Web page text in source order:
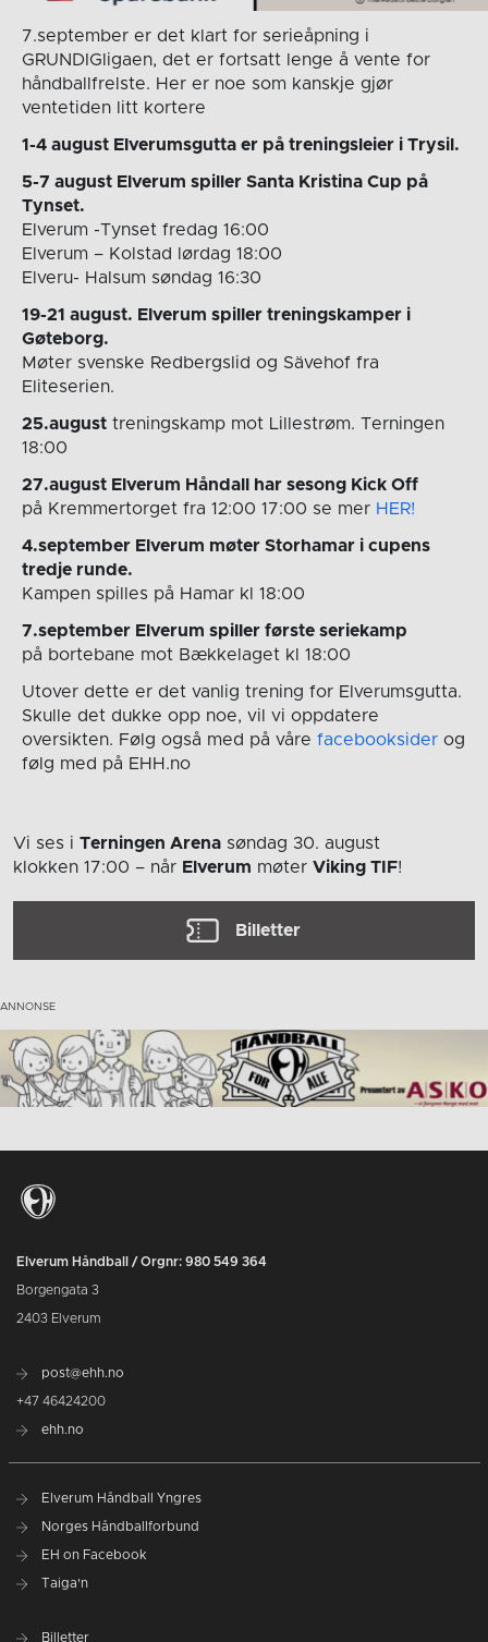
7.september er det klart for serieåpning i
GRUNDIGligaen, det er fortsatt lenge å vente for
håndballfrelste. Her er noe som kanskje gjør
ventetiden litt kortere
1-4 august Elverumsgutta er på treningsleier i Trysil.
5-7 august Elverum spiller Santa Kristina Cup på
Tynset.
Elverum -Tynset fredag 16:00
Elverum – Kolstad lørdag 18:00
Elveru- Halsum søndag 16:30
19-21 august. Elverum spiller treningskamper i
Gøteborg.
Møter svenske Redbergslid og Sävehof fra
Eliteserien.
25.augusttreningskamp mot Lillestrøm. Terningen
18:00
27.august Elverum Håndall har sesong Kick Off
på Kremmertorget fra 12:00 17:00 se mer HER!
4.september Elverum møter Storhamar i cupens
tredje runde.
Kampen spilles på Hamar kl 18:00
7.september Elverum spiller første seriekamp
på bortebane mot Bækkelaget kl 18:00
Utover dette er det vanlig trening for Elverumsgutta.
Skulle det dukke opp noe, vil vi oppdatere
oversikten. Følg også med på våre facebooksider og
følg med på EHH.no
Vi ses i Terningen Arena søndag 30. august
klokken 17:00 – når Elverum møter Viking TIF!
Billetter
Elverum Håndball / Orgnr: 980 549 364
Borgengata 3
2403 Elverum
post@ehh.no
+47 46424200
ehh.no
Elverum Håndball Yngres
Norges Håndballforbund
EH on Facebook
Taiga'n
Billetter